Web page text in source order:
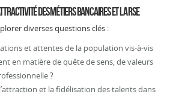
Des Métiers Bancaires Et La RSE
diverses questions clés :
et attentes de la population vis-à-vis
en matière de quête de sens, de valeurs
?
et la fidélisation des talents dans